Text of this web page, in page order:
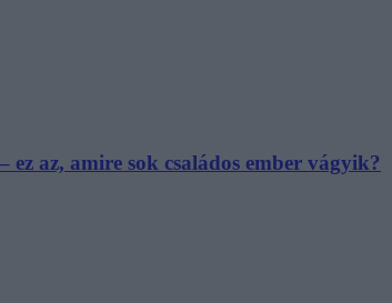
az, amire sok családos ember vágyik?